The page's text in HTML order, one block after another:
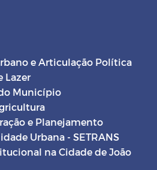
e Articulação Política
Lazer
Município
e Planejamento
Urbana - SETRANS
na Cidade de João